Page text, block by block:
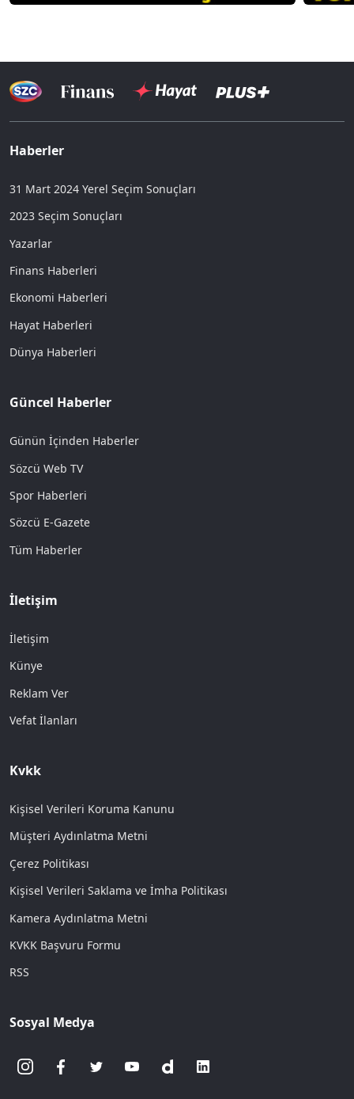
Haberler
31 Mart 2024 Yerel Seçim Sonuçları
2023 Seçim Sonuçları
Yazarlar
Finans Haberleri
Ekonomi Haberleri
Hayat Haberleri
Dünya Haberleri
Güncel Haberler
Günün İçinden Haberler
Sözcü Web TV
Spor Haberleri
Sözcü E-Gazete
Tüm Haberler
İletişim
İletişim
Künye
Reklam Ver
Vefat İlanları
Kvkk
Kişisel Verileri Koruma Kanunu
Müşteri Aydınlatma Metni
Çerez Politikası
Kişisel Verileri Saklama ve İmha Politikası
Kamera Aydınlatma Metni
KVKK Başvuru Formu
RSS
Sosyal Medya